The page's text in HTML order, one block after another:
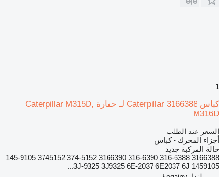
1
كباس Caterpillar 3166388 لـ حفارة Caterpillar M315D,
M316D
السعر عند الطلب
أجزاء المحرك - كباس
حالة المركبة جديد
3166388 316-6388 316-6390 3166390 374-5152 3745152 145-9105
1459105 3J-9325 3J9325 6E-2037 6E2037 6J...